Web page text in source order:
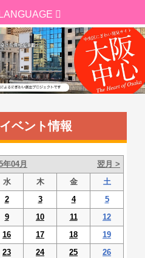
ベント情報
年04月
翌月 >
水 木 金
土
2 3 4
5
9 10 11
12
16 17 18
19
23 24 25
26